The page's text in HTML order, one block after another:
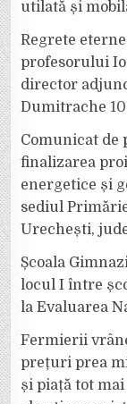
utilată și
Regrete
profesorului
director
Dumitrache
Comunicat de
finalizarea
energetice și
sediul
Urechești,
Școala
locul I între
la Evaluarea
Fermierii
prețuri prea
și piață tot